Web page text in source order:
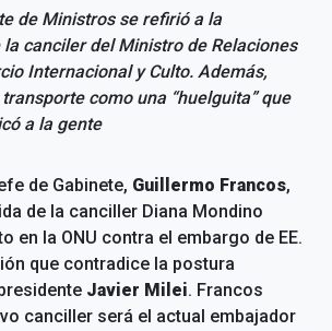
de Ministros se refirió a la
canciler del Ministro de Relaciones
Internacional y Culto. Además,
como una “huelguita” que
a la gente
de Gabinete, Guillermo Francos,
de la canciller Diana Mondino
en la ONU contra el embargo de EE.
que contradice la postura
Javier Milei. Francos
canciller será el actual embajador